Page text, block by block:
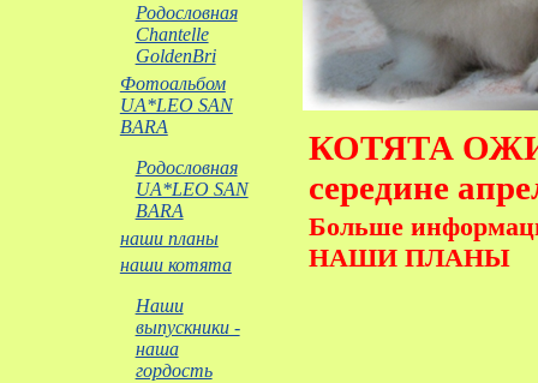
Родословная
Chantelle
GoldenBri
Фотоальбом
UA*LEO SAN
BARA
Родословная
UA*LEO SAN
BARA
наши планы
наши котята
Наши
выпускники -
наша
гордость
КОТЯТА
середине
Больше
НАШИ ПЛАНЫ